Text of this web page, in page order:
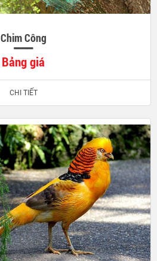
Chim Công
Bảng giá
CHI TIẾT